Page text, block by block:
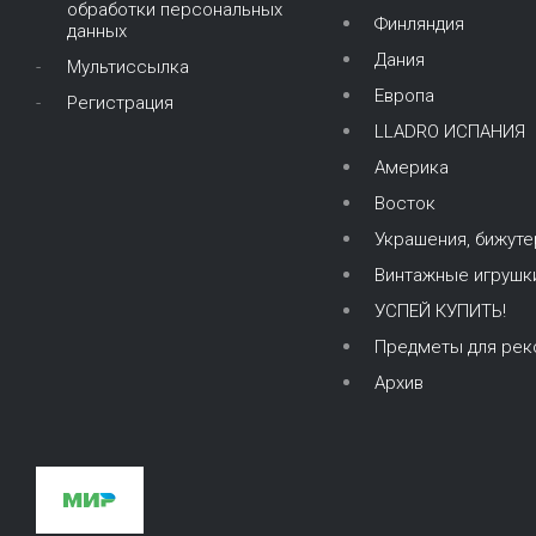
обработки персональных
данных
Мультиссылка
Регистрация
Финляндия
Дания
Европа
LLADRO ИСПАНИЯ
Америка
Восток
Украшения,
Винтажные
УСПЕЙ КУПИТЬ!
Предметы для
Архив